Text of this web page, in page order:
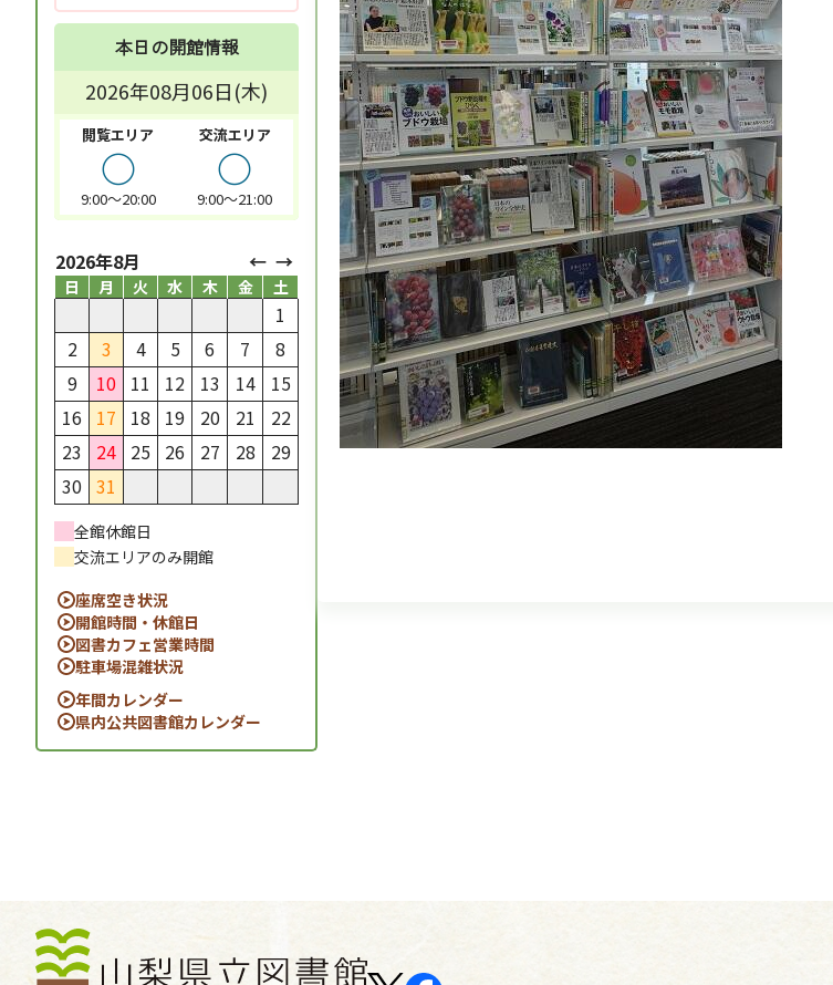
本日の開館情報
2026年08月06日(木)
閲覧エリア
○
9:00～20:00
交流エリア
○
9:00～21:00
2026年8月
日 月 火 水 木 金 土
1
2
3 4 5 6 7
8
9
10 11 12 13 14
15
16
17 18 19 20 21
22
23
24 25 26 27 28
29
30 31
全館休館日
交流エリアのみ開館
座席空き状況
開館時間・休館日
図書カフェ営業時間
駐車場混雑状況
年間カレンダー
県内公共図書館カレンダー